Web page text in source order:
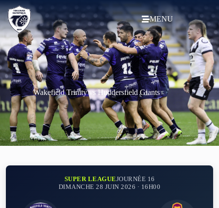
MENU
Wakefield Trinity vs Huddersfield Giants
SUPER LEAGUEJOURNÉE 16
DIMANCHE 28 JUIN 2026 · 16H00